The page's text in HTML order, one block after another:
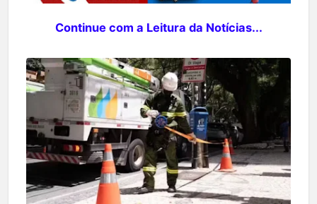
Continue com a Leitura da Notícias...